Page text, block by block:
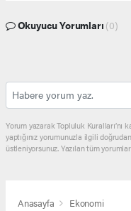
Okuyucu Yorumları (0)
Yorum yazarak Topluluk
yaptığınız yorumunuzla ilgili
üstleniyorsunuz. Yazılan tüm
Anasayfa Ekonomi